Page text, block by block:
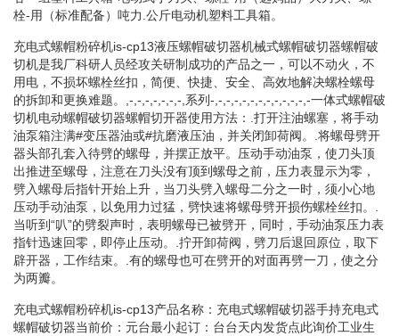
栓-用（标准配备）吨力.公斤电动机塑料工具箱。
充电式螺帽粉碎机is-cp13液压螺帽破切器机械式螺帽破切器螺帽破
切机是我厂科研人员经攻关研制成功的产品之一，可以不动火，不
用电，不损坏螺栓丝扣，简便、快捷、安全、高效地解决螺栓螺母
的拆卸和更换难题。,-,-,-,-,-,-,-,系列-,-,-,-,-,-,-,-,-,-,-,-,-一体式螺帽破
切机电动螺帽破切器螺帽切开器使用方法：.打开注油螺塞，将手动
油泵箱注满#变压器油或#抗磨液压油，并关闭卸荷阀。.将螺母劈开
器头部孔套入待劈的螺母，并摆正放平。压动手动油泵，使刀头顶
出推进至螺母，注意在刀头没有顶到螺母之前，压力表显示为零，
劈入螺母后指针开始上升，当刀头劈入螺母二分之一时，须小心地
压动手动油泵，以免用力过猛，劈快速将螺母劈开损伤螺栓丝扣。.
当听到“叭”的劈裂声时，表明螺母已被劈开，同时，手动油泵压力表
指针迅速回零，即停止压动。.拧开卸荷阀，劈刀后退回原位，取下
辟开器，工作结束。.有的螺母也可在劈开的对面再劈一刀，使之分
为两瓣。
充电式螺帽粉碎机is-cp13产品名称：充电式螺帽破切器手持充电式
螺帽破切器当前价：元台最小起订：台台天内发货点此询价工业生